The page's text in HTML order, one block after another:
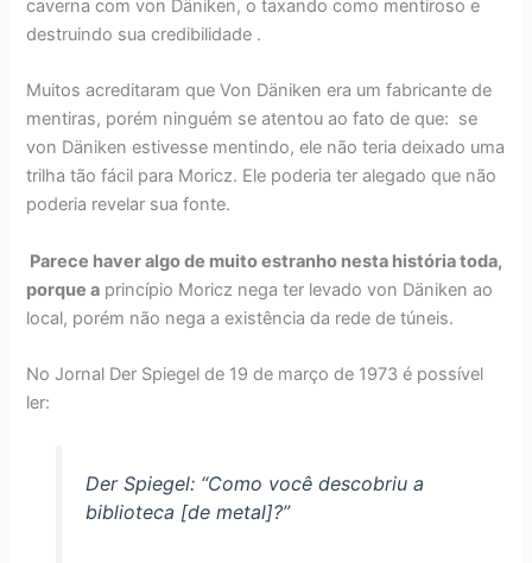
caverna com von Däniken, o taxando como mentiroso e
destruindo sua credibilidade .
Muitos acreditaram que Von Däniken era um fabricante de
mentiras, porém ninguém se atentou ao fato de que: se
von Däniken estivesse mentindo, ele não teria deixado uma
trilha tão fácil para Moricz. Ele poderia ter alegado que não
poderia revelar sua fonte.
Parece haver algo de muito estranho nesta história toda,
porque a princípio Moricz nega ter levado von Däniken ao
local, porém não nega a existência da rede de túneis.
No Jornal Der Spiegel de 19 de março de 1973 é possível
ler:
Der Spiegel: “Como você descobriu a
biblioteca [de metal]?”